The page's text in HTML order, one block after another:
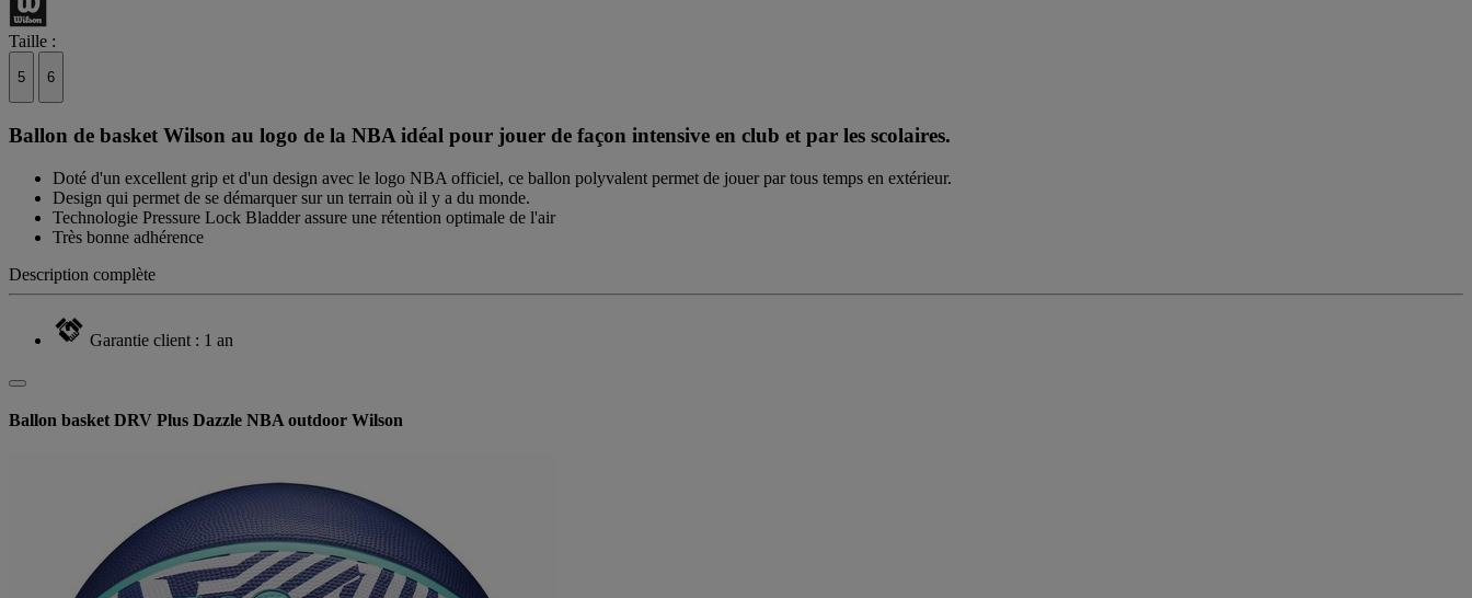
Taille :
5 6
Ballon de basket Wilson au logo de la NBA idéal pour jouer de façon intensive en club et par les scolaires.
Doté d'un excellent grip et d'un design avec le logo NBA officiel, ce ballon polyvalent permet de jouer par tous temps en extérieur.
Design qui permet de se démarquer sur un terrain où il y a du monde.
Technologie Pressure Lock Bladder assure une rétention optimale de l'air
Très bonne adhérence
Description complète
Garantie client : 1 an
Ballon basket DRV Plus Dazzle NBA outdoor Wilson